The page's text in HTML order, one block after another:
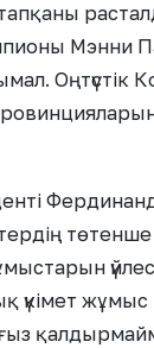
Мэнни
Оңтүстік
үкімет жұмыс